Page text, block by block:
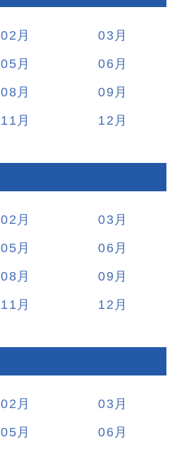
02
03
05
06
08
09
11 12
02
03
05
06
08
09
11 12
02
03
05
06